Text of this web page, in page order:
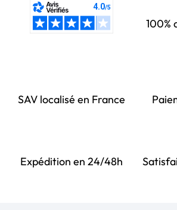
100%
SAV localisé en France
Expédition en 24/48h